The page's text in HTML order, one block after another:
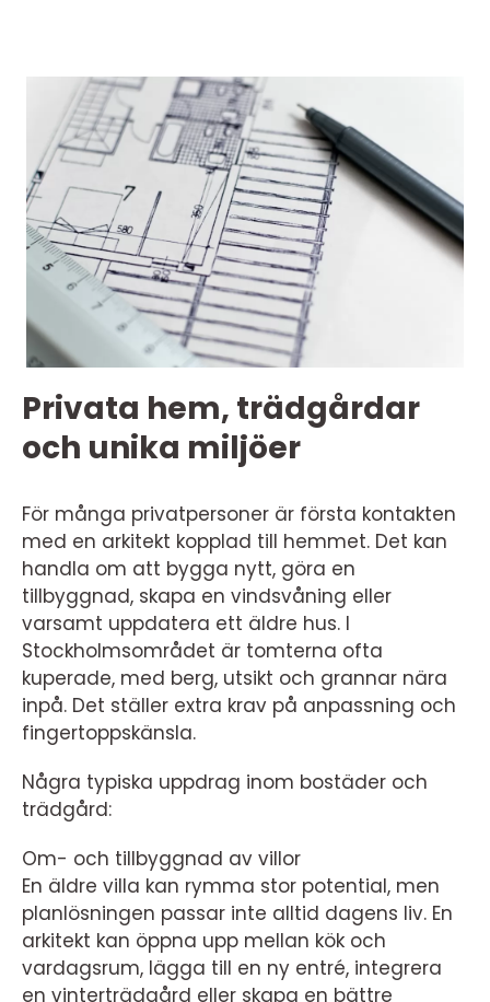
Privata hem, trädgårdar
och unika miljöer
För många privatpersoner är första kontakten
med en arkitekt kopplad till hemmet. Det kan
handla om att bygga nytt, göra en
tillbyggnad, skapa en vindsvåning eller
varsamt uppdatera ett äldre hus. I
Stockholmsområdet är tomterna ofta
kuperade, med berg, utsikt och grannar nära
inpå. Det ställer extra krav på anpassning och
fingertoppskänsla.
Några typiska uppdrag inom bostäder och
trädgård:
Om- och tillbyggnad av villor
En äldre villa kan rymma stor potential, men
planlösningen passar inte alltid dagens liv. En
arkitekt kan öppna upp mellan kök och
vardagsrum, lägga till en ny entré, integrera
en vinterträdgård eller skapa en bättre